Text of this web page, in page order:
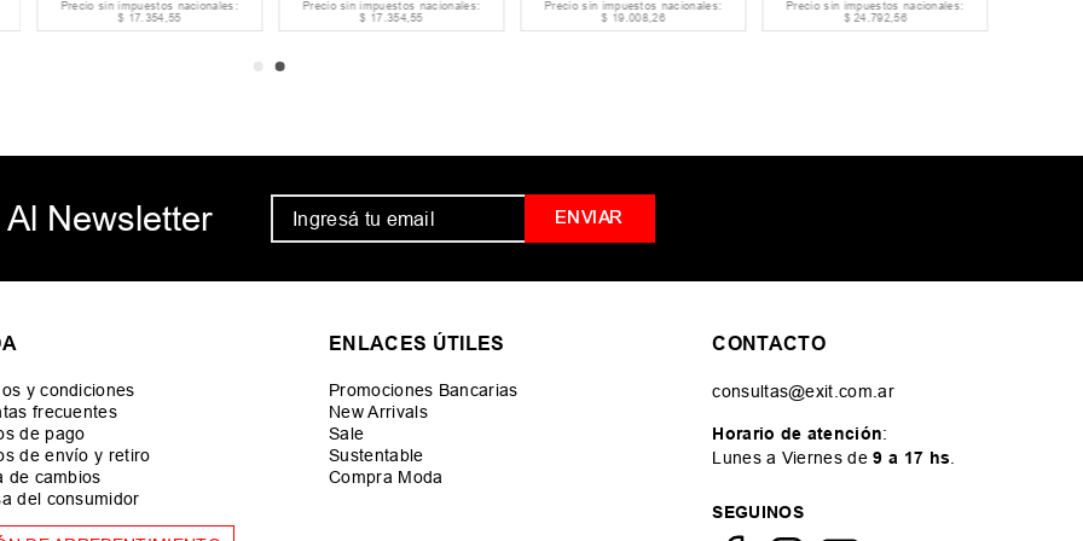
Precio sin impuestos nacionales:
$ 17.354,55
Precio sin impuestos nacionales:
$ 17.354,55
Precio sin impuestos nacionales:
$ 19.008,26
Precio sin impuestos nacionales:
$ 24.792,56
Newsletter ENVIAR
y condiciones
frecuentes
de pago
de envío y retiro
de cambios
del consumidor
ENLACES ÚTILES
Promociones Bancarias
New Arrivals
Sale
Sustentable
Compra Moda
CONTACTO
consultas@exit.com.ar
Horario de atención:
Lunes a Viernes de9 a 17 hs
SEGUINOS